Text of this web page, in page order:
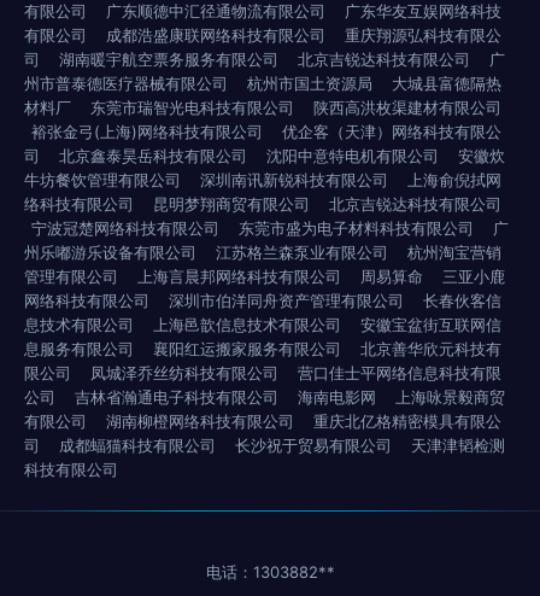
有限公司
广东顺德中汇径通物流有限公司
广东华友互娱网络科技
有限公司
成都浩盛康联网络科技有限公司
重庆翔源弘科技有限公
司
湖南暖宇航空票务服务有限公司 北京吉锐达科技有限公司
广
州市普泰德医疗器械有限公司
杭州市国土资源局
大城县富德隔热
材料厂
东莞市瑞智光电科技有限公司
陕西高洪枚渠建材有限公司
裕张金弓(上海)网络科技有限公司
优企客（天津）网络科技有限公
司
北京鑫泰昊岳科技有限公司 沈阳中意特电机有限公司
安徽炊
牛坊餐饮管理有限公司
深圳南讯新锐科技有限公司
上海俞倪拭网
络科技有限公司
昆明梦翔商贸有限公司
北京吉锐达科技有限公司
宁波冠楚网络科技有限公司
东莞市盛为电子材料科技有限公司
广
州乐嘟游乐设备有限公司
江苏格兰森泵业有限公司
杭州淘宝营销
管理有限公司
上海言晨邦网络科技有限公司 周易算命
三亚小鹿
网络科技有限公司
深圳市伯洋同舟资产管理有限公司
长春伙客信
息技术有限公司
上海邑歆信息技术有限公司
安徽宝盆街互联网信
息服务有限公司
襄阳红运搬家服务有限公司
北京善华欣元科技有
限公司
凤城泽乔丝纺科技有限公司
营口佳士平网络信息科技有限
公司
吉林省瀚通电子科技有限公司 海南电影网
上海咏景毅商贸
有限公司
湖南柳橙网络科技有限公司
重庆北亿格精密模具有限公
司
成都蝠猫科技有限公司 长沙祝于贸易有限公司
天津津韬检测
科技有限公司
电话：1303882**